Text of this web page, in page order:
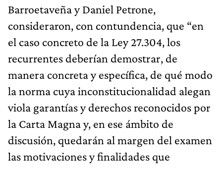
Barroetaveña y Daniel Petrone,
consideraron, con contundencia, que “en
el caso concreto de la Ley 27.304, los
recurrentes deberían demostrar, de
manera concreta y específica, de qué modo
la norma cuya inconstitucionalidad alegan
viola garantías y derechos reconocidos por
la Carta Magna y, en ese ámbito de
discusión, quedarán al margen del examen
las motivaciones y finalidades que